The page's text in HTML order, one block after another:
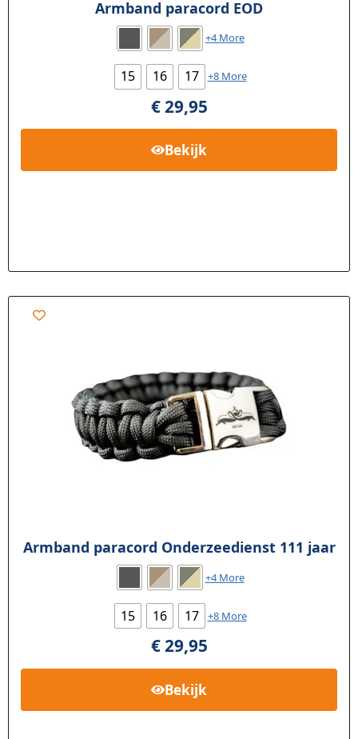
Armband paracord EOD
+4 More
15 16 17 +8 More
€29,95
Bekijk
Armband paracord Onderzeedienst 111 jaar
+4 More
15 16 17 +8 More
€29,95
Bekijk